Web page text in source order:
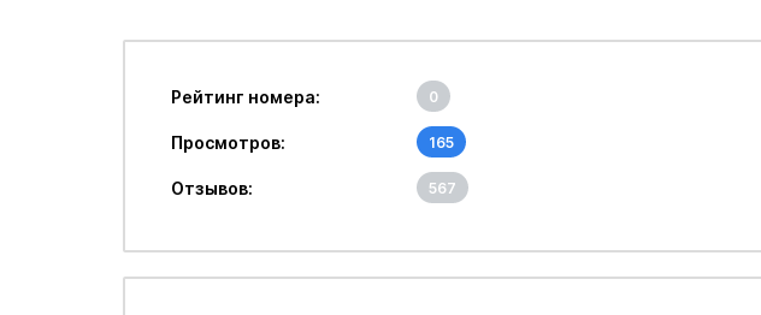
Рейтинг номера: 0
Просмотров: 165
Отзывов: 567